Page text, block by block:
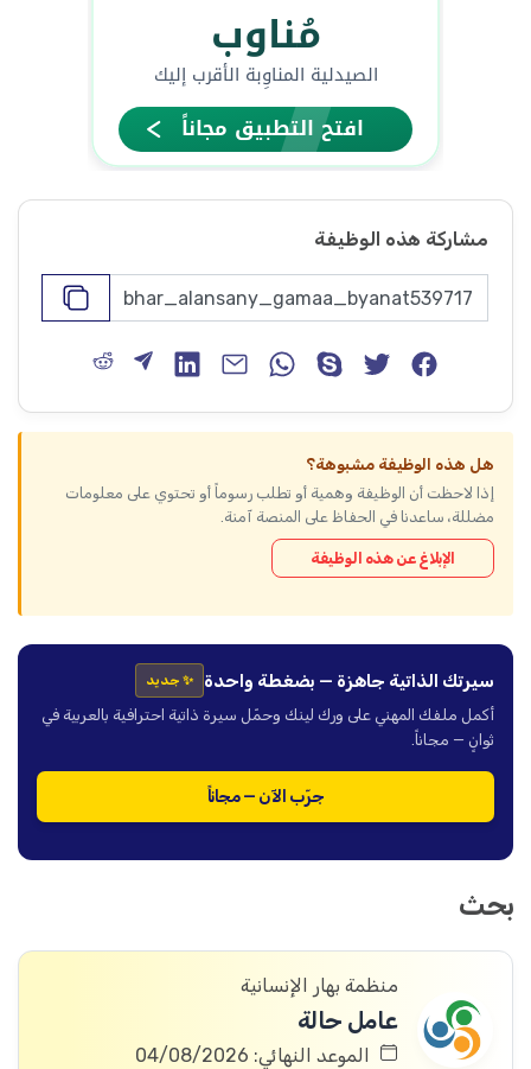
مشاركة هذه الوظيفة
هل هذه الوظيفة مشبوهة؟
إذا لاحظت أن الوظيفة وهمية أو تطلب رسوماً أو تحتوي على معلومات
مضللة، ساعدنا في الحفاظ على المنصة آمنة.
الإبلاغ عن هذه الوظيفة
سيرتك الذاتية جاهزة — بضغطة واحدة ✨ جديد
أكمل ملفك المهني على ورك لينك وحمّل سيرة ذاتية احترافية بالعربية في
ثوانٍ — مجاناً.
جرّب الآن — مجاناً
بحث
منظمة بهار الإنسانية
عامل حالة
الموعد النهائي: 04/08/2026